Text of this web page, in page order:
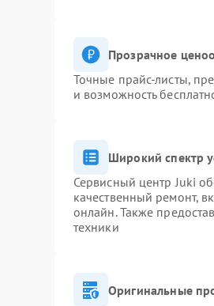
Прозрачное
Точные прайс-листы,
и возможность
Широкий спектр
Сервисный центр Juki
качественный ремонт,
онлайн. Также
техники
Оригинальные